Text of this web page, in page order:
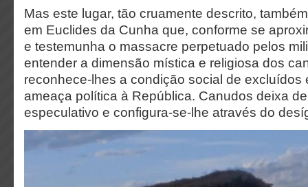
Mas este lugar, tão cruamente descrito,
em Euclides da Cunha que, conforme se
e testemunha o massacre perpetuado pelos
entender a dimensão mística e religiosa dos
reconhece-lhes a condição social de excluídos
ameaça política à República. Canudos deixa
especulativo e configura-se-lhe através do